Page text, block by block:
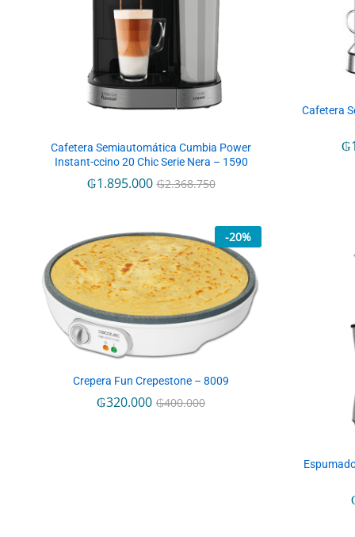
Cafetera Semiautomática Cumbia Power
Instant-ccino 20 Chic Serie Nera – 1590
₲1.895.000 ₲2.368.750
₲1.895.000 ₲2.368.750
Cafetera
₲
₲
-20%
Crepera Fun Crepestone – 8009
₲320.000 ₲400.000
₲320.000 ₲400.000